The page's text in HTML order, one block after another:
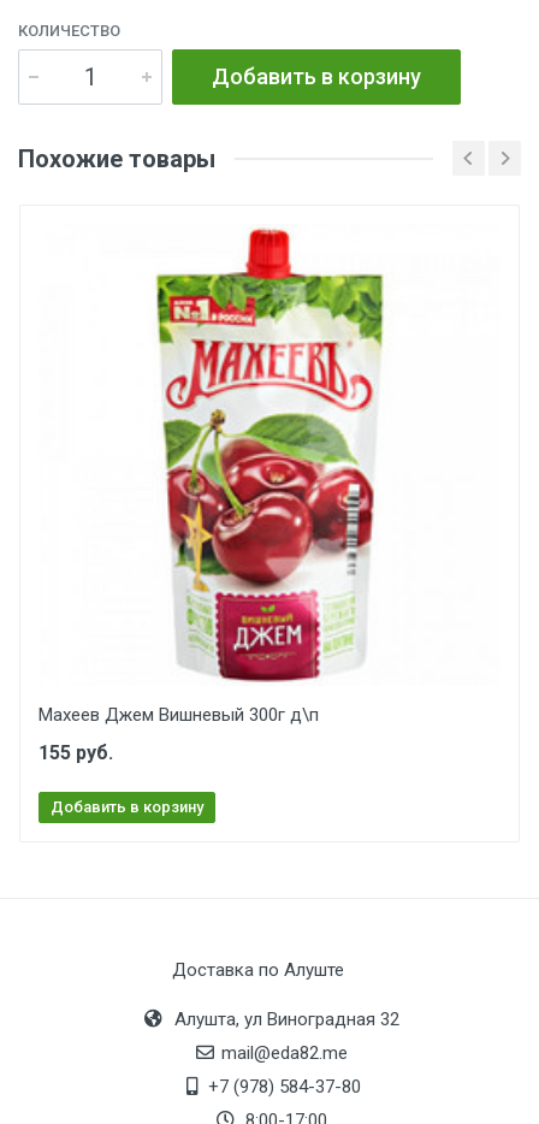
КОЛИЧЕСТВО
Добавить в корзину
Похожие товары
Махеев Джем Вишневый 300г д\п
155 руб.
Добавить в корзину
Доставка по Алуште
Алушта, ул Виноградная 32
mail@eda82.me
+7 (978) 584-37-80